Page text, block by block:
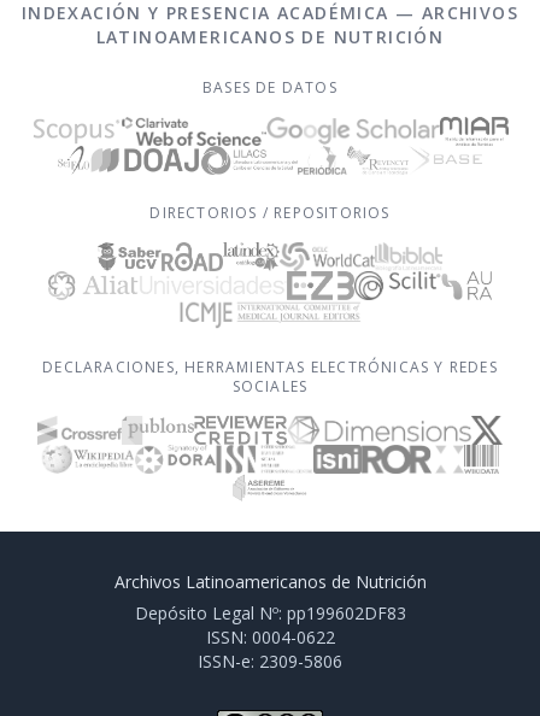
INDEXACIÓN Y PRESENCIA ACADÉMICA — ARCHIVOS
LATINOAMERICANOS DE NUTRICIÓN
BASES DE DATOS
DIRECTORIOS / REPOSITORIOS
DECLARACIONES, HERRAMIENTAS ELECTRÓNICAS Y REDES
SOCIALES
Archivos Latinoamericanos de Nutrición
Depósito Legal Nº: pp199602DF83
ISSN: 0004-0622
ISSN-e: 2309-5806